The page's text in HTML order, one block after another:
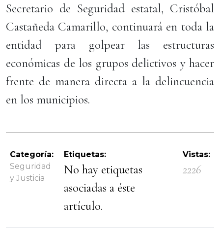
Secretario de Seguridad estatal, Cristóbal
Castañeda Camarillo, continuará en toda la
entidad para golpear las estructuras
económicas de los grupos delictivos y hacer
frente de manera directa a la delincuencia
en los municipios.
Categoría:
Seguridad
y Justicia
Etiquetas:
No hay etiquetas
asociadas a éste
artículo.
Vistas:
2226